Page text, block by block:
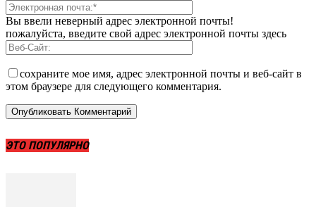
Вы ввели неверный адрес электронной почты!
пожалуйста, введите свой адрес электронной почты здесь
сохраните мое имя, адрес электронной почты и веб-сайт в
этом браузере для следующего комментария.
ЭТО ПОПУЛЯРНО